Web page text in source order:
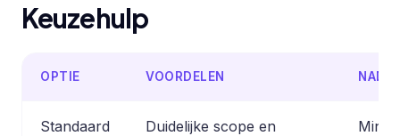
Keuzehulp
OPTIE VOORDELEN
Standaard
Duidelijke scope en